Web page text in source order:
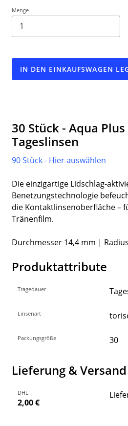
Menge
IN DEN EINKAUFSWAGEN
30 Stück - Aqua
Tageslinsen
90 Stück - Hier auswählen
Die einzigartige Lidschlag-
Benetzungstechnologie
die Kontaktlinsenoberfläche –
Tränenfilm.
Durchmesser 14,4 mm |
Produktattribute
Tragedauer
Linsenart
Packungsgröße 30
Lieferung & Versand
DHL
2,00 €